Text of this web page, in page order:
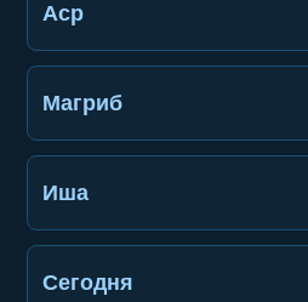
Аср
Магриб
Иша
Сегодня